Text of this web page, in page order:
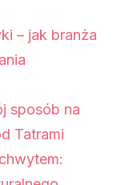
– jak branża
sposób na
Tatrami